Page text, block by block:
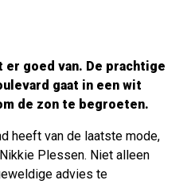
er goed van. De prachtige
gaat in een wit
de zon te begroeten.
heeft van de laatste mode,
Plessen. Niet alleen
advies te